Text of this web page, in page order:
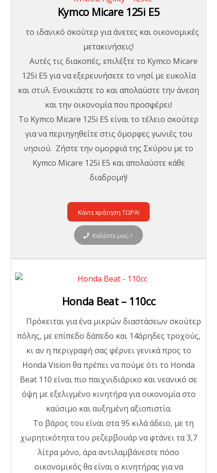
Kymco Micare 125i E5
το ιδανικό σκούτερ για άνετες και οικονομικές
μετακινήσεις!
Αυτές τις διακοπές, επιλέξτε το Kymco Micare
125i E5 για να εξερευνήσετε το νησί με ευκολία
και στυλ. Ενοικιάστε το και απολαύστε την άνεση
και την οικονομία που προσφέρει!
Το Kymco Micare 125i E5 είναι το τέλειο σκούτερ
για να περιηγηθείτε στις όμορφες γωνιές του
νησιού. Ζήστε την ομορφιά της Σκύρου με το
Kymco Micare 125i E5 και απολαύστε κάθε
διαδρομή!
Κάντε κράτηση ΤΩΡΑ!
Καλέστε μας..!
Honda Beat – 110cc
Πρόκειται για ένα μικρών διαστάσεων σκούτερ
πόλης, με επίπεδο δάπεδο και 14άρηδες τροχούς,
κι αν η περιγραφή σας φέρνει γενικά προς το
Honda Vision θα πρέπει να πούμε ότι το Honda
Beat 110 είναι πιο παιχνιδιάρικο και νεανικό σε
όψη με εξελιγμένο κινητήρα για οικονομία στο
καύσιμο και αυξημένη αξιοπιστία.
Το βάρος του είναι στα 95 κιλά άδειο, με τη
χωρητικότητα του ρεζερβουάρ να φτάνει τα 3,7
λίτρα μόνο, άρα αντιλαμβάνεστε πόσο
οικονομικός θα είναι ο κινητήρας για να